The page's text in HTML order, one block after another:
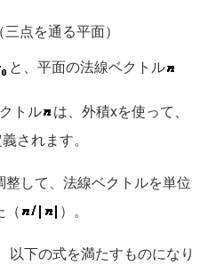
（三点を通る平面）
と、平面の法線ベクトル
トル
は、外積xを使って、
されます。
して、法線ベクトルを単位
（
）。
以下の式を満たすものになり